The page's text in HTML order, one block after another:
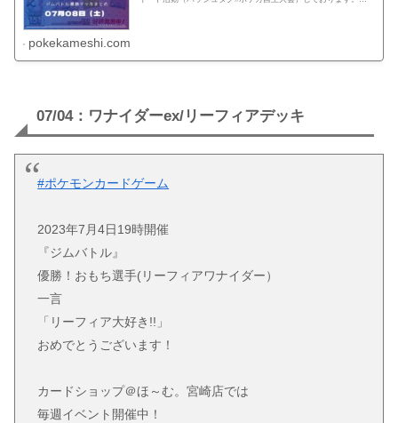
pokekameshi.com
07/04：ワナイダーex/リーフィアデッキ
#ポケモンカードゲーム
2023年7月4日19時開催
『ジムバトル』
優勝！おもち選手(リーフィアワナイダー）
一言
「リーフィア大好き!!」
おめでとうございます！
カードショップ＠ほ～む。宮崎店では
毎週イベント開催中！